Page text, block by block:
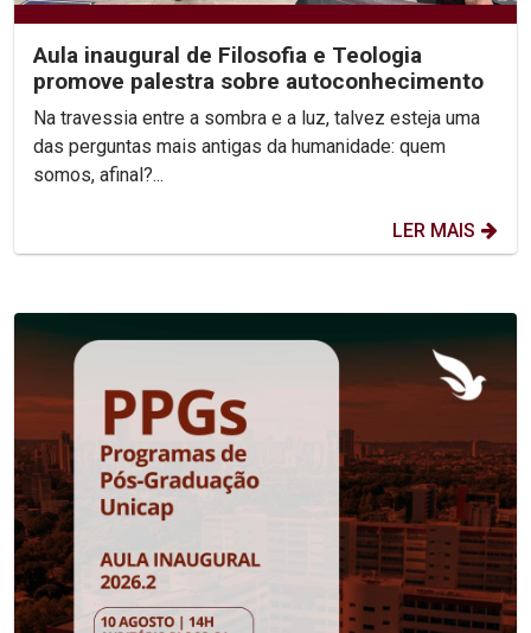
Aula inaugural de Filosofia e Teologia
promove palestra sobre autoconhecimento
Na travessia entre a sombra e a luz, talvez esteja uma
das perguntas mais antigas da humanidade: quem
somos, afinal?...
LER MAIS